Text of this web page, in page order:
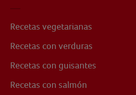
Recetas vegetarianas
Recetas con verduras
Recetas con guisantes
Recetas con salmón